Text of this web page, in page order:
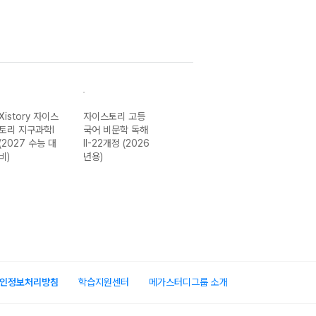
자이스
리 지구과학I
(2027 수능 대
비)
자이스토리 고등
국어 비문학 독해
II-22개정 (2026
년용)
정보처리방침 학습지원센터 메가스터디그룹 소개